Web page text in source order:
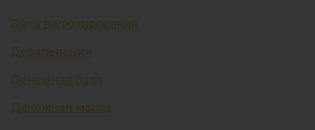
Дата валютирования
Девальвация
Денежная база
Денежная масса